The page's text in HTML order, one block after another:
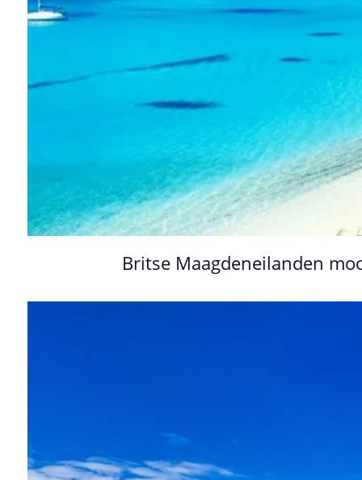
Britse Maagdeneilanden